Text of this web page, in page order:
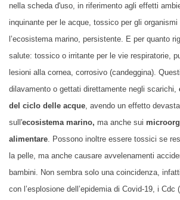
nella scheda d'uso, in riferimento agli effetti
inquinante per le acque, tossico per gli
l’ecosistema marino, persistente. E per quanto
salute: tossico o irritante per le vie respiratorie,
lesioni alla cornea, corrosivo (candeggina).
dilavamento o gettati direttamente negli scarichi,
del ciclo delle acque , avendo un effetto
sull'ecosistema marino, ma anche sui
alimentare . Possono inoltre essere tossici se
la pelle, ma anche causare avvelenamenti
bambini. Non sembra solo una coincidenza,
con l’esplosione dell’epidemia di Covid-19, i Cdc